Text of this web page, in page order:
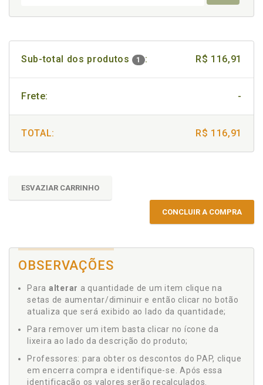
Sub-total dos produtos 1 : R$ 116,91
Frete: -
TOTAL: R$ 116,91
ESVAZIAR CARRINHO
CONCLUIR A COMPRA
OBSERVAÇÕES
Para alterar a quantidade de um item clique na
setas de aumentar/diminuir e então clicar no botão
atualiza que será exibido ao lado da quantidade;
Para remover um item basta clicar no ícone da
lixeira ao lado da descrição do produto;
Professores: para obter os descontos do PAP, clique
em encerra compra e identifique-se. Após essa
identificação os valores serão recalculados.